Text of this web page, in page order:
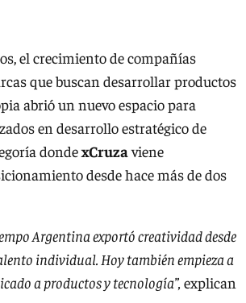
el crecimiento de compañías
que buscan desarrollar productos
abrió un nuevo espacio para
en desarrollo estratégico de
dondexCruzaviene
desde hace más de dos
Argentina exportó creatividad desde
individual. Hoy también empieza a
a productos y tecnología”, explican